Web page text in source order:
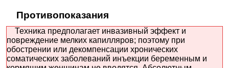
Противопоказания
Техника предполагает инвазивный эффект и
повреждение мелких капилляров; поэтому при
обострении или декомпенсации хронических
соматических заболеваний инъекции беременным и